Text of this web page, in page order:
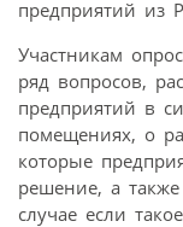
предприятий из
Участникам
ряд вопросов,
предприятий в
помещениях, о
которые
решение, а
случае если